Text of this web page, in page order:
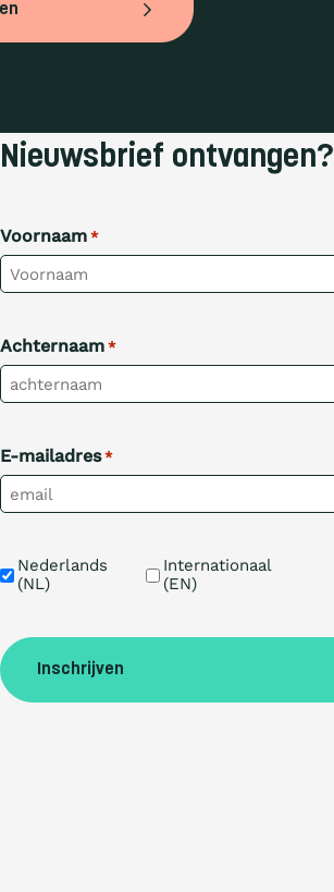
Nieuwsbrief ontvangen?
Voornaam *
Achternaam *
E-mailadres *
TaalNederlands
(NL)
Internationaal
(EN)
Inschrijven